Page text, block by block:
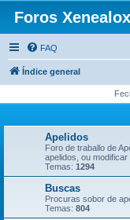
Foros
FAQ
Índice general
Apelidos
Foro de traballo de
apelidos, ou
Temas: 1294
Buscas
Procuras sobor de
Temas: 804